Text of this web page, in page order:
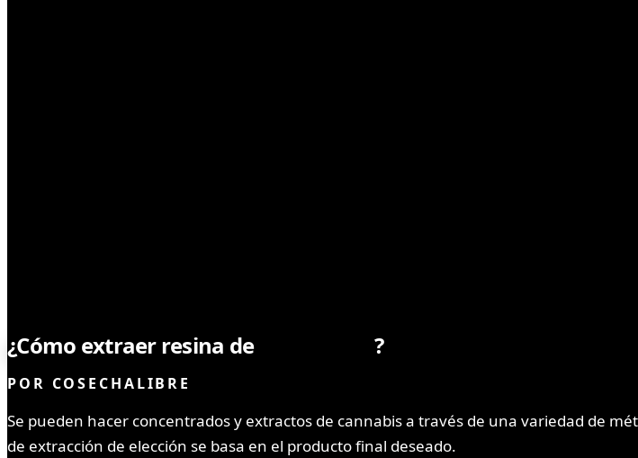
¿Cómo extraer resina de marihuana?
POR COSECHALIBRE
Se pueden hacer concentrados y extractos de cannabis a través de una variedad de
de extracción de elección se basa en el producto final deseado.